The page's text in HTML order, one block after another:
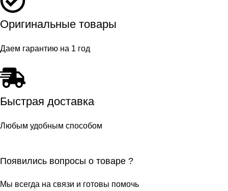
Оригинальные товары
Даем гарантию на 1 год
Быстрая доставка
Любым удобным способом
Появились вопросы о товаре ?
Мы всегда на связи и готовы помочь